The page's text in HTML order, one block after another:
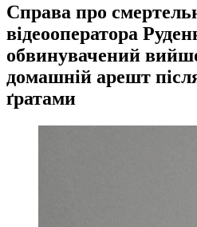
Справа про
відеооператора
обвинувачений
домашній арешт
ґратами